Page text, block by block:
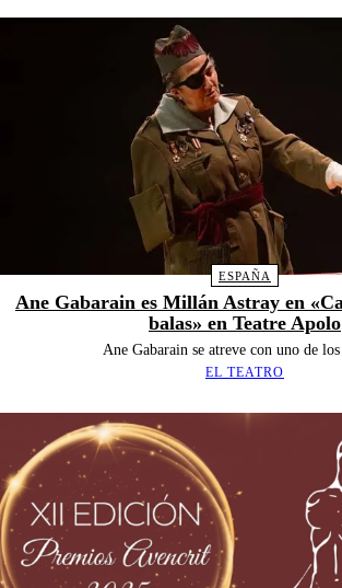
ESPAÑA
Ane Gabarain es Millán Astray en
balas» en Teatre Apolo
Ane Gabarain se atreve con uno de
EL TEATRO